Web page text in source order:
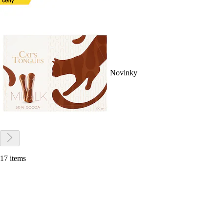
Novinky
17 items